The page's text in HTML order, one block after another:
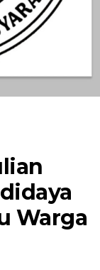
Warga